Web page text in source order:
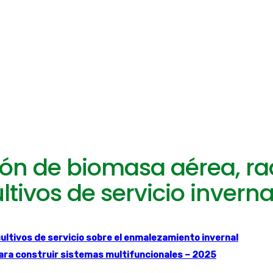
de biomasa aérea,
de servicio
de servicio sobre el enmalezamiento invernal
construir sistemas multifuncionales – 2025